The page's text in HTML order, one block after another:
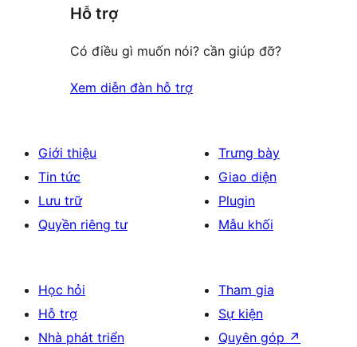
Hỗ trợ
Có điều gì muốn nói? cần giúp đỡ?
Xem diễn đàn hỗ trợ
Giới thiệu
Tin tức
Lưu trữ
Quyền riêng tư
Trưng bày
Giao diện
Plugin
Mẫu khối
Học hỏi
Hỗ trợ
Nhà phát triển
Tham gia
Sự kiện
Quyên góp ↗